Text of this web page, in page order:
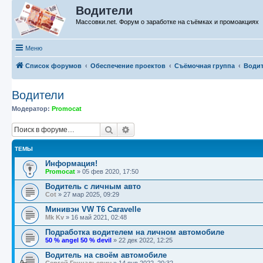
Водители
Массовки.net. Форум о заработке на съёмках и промоакциях
Меню
Список форумов Обеспечение проектов Съёмочная группа
Водители
Модератор: Promocat
Поиск
ТЕМЫ
Информация!
Promocat » 05 фев 2020, 17:50
Водитель с личным авто
Cot » 27 мар 2025, 09:29
Минивэн VW Т6 Caravelle
Mk Kv » 16 май 2021, 02:48
Подработка водителем на личном автомобиле
50 % angel 50 % devil » 22 дек 2022, 12:25
Водитель на своём автомобиле